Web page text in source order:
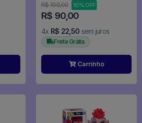
(not) Advance - Neon Genesis
Evangelion
R$ 100,00 10% OFF
R$ 90,00
4x R$ 22,50 sem juros
Frete Grátis
Carrinho